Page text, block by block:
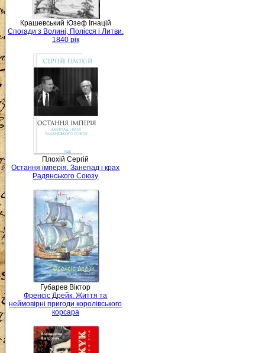
Крашевський Юзеф Ігнацій
Спогади з Волині, Полісся і Литви.
1840 рік
Плохій Сергій
Остання імперія. Занепад і крах
Радянського Союзу
Губарев Віктор
Френсіс Дрейк. Життя та
неймовірні пригоди королівського
корсара